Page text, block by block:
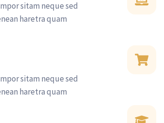
sitam neque sed
haretra quam
sitam neque sed
haretra quam